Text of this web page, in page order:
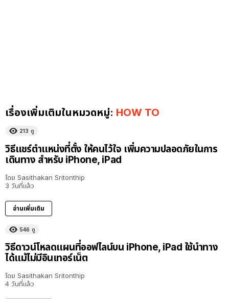
เรื่องเพิ่มเติมในหมวดหมู่: HOW TO
213 ดู
วิธีแชร์ตำแหน่งที่ตั้ง ให้คนไว้ใจ เพิ่มความปลอดภัยในการ
เดินทาง สำหรับ iPhone, iPad
โดย Sasithakan Sritonthip
3 วันที่แล้ว
อ่านเพิ่มเติม
546 ดู
วิธีดาวน์โหลดแผนที่ออฟไลน์บน iPhone, iPad ใช้นำทาง
ได้แม้ไม่มีอินเทอร์เน็ต
โดย Sasithakan Sritonthip
4 วันที่แล้ว